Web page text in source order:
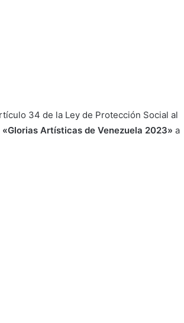
34 de la Ley de Protección Social al
«Glorias Artísticas de Venezuela 2023» a